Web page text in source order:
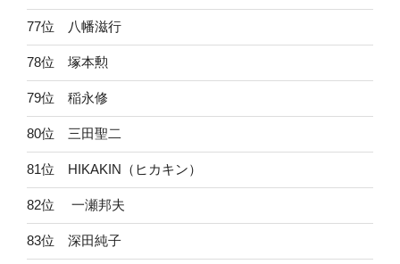
77位 八幡滋行
78位 塚本勲
79位 稲永修
80位 三田聖二
81位 HIKAKIN（ヒカキン）
82位 一瀬邦夫
83位 深田純子